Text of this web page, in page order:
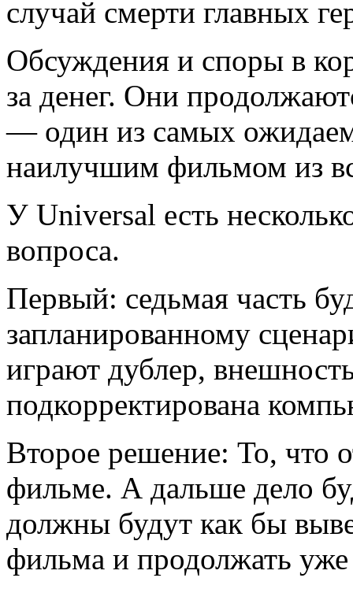
случай смерти главных
Обсуждения и споры в
за денег. Они
— один из самых
наилучшим фильмом из
У Universal есть
вопроса.
Первый: седьмая часть
запланированному
играют дублер,
подкорректирована
Второе решение: То, что
фильме. А дальше дело
должны будут как бы
фильма и продолжать уже